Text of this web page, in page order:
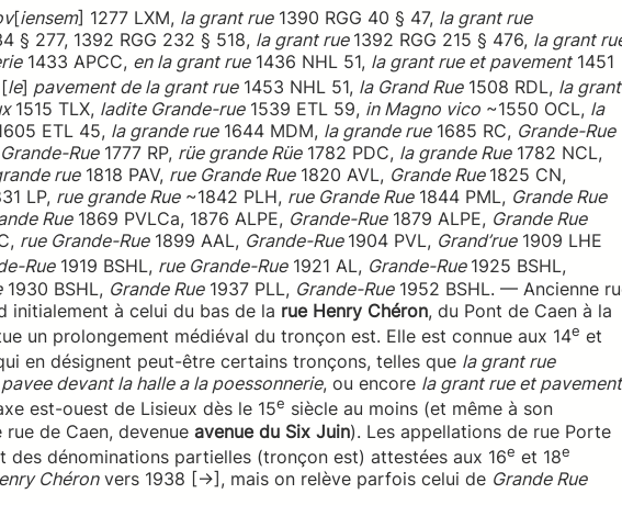
[iensem] 1277 LXM, la grant rue1390 RGG 40 § 47, la grant rue
§ 277, 1392 RGG 232 § 518, la grant rue 1392 RGG 215 § 476, la grant
1433 APCC, en la grant rue1436 NHL 51, la grant rue et pavement1451
le] pavement de la grant rue1453 NHL 51, la Grand Rue1508 RDL, la grant
1515 TLX, ladite Grande-rue1539 ETL 59, in Magno vico ~1550 OCL, la
ETL 45, la grande rue1644 MDM, la grande rue1685 RC, Grande-Rue
Rue1777 RP, rüe grande Rüe1782 PDC, la grande Rue1782 NCL,
rue1818 PAV, rue Grande Rue1820 AVL, Grande Rue 1825 CN,
LP, rue grande Rue~1842 PLH, rue Grande Rue1844 PML, Grande Rue
Rue1869 PVLCa, 1876 ALPE, Grande-Rue1879 ALPE, Grande Rue
rue Grande-Rue1899 AAL, Grande-Rue 1904 PVL, Grand’rue1909 LHE
Rue1919 BSHL, rue Grande-Rue1921 AL, Grande-Rue 1925 BSHL,
1930 BSHL, Grande Rue1937 PLL, Grande-Rue1952 BSHL. — Ancienne
initialement à celui du bas de la rue Henry Chéron, du Pont de Caen à la
un prolongement médiéval du tronçon est. Elle est connue aux 14e et
en désignent peut-être certains tronçons, telles que la grant rue
devant la halle a la poessonnerie, ou encore la grant rue et pavement
est-ouest de Lisieux dès le 15e siècle au moins (et même à son
rue de Caen, devenue avenue du Six Juin). Les appellations de rue Porte
des dénominations partielles (tronçon est) attestées aux 16e et 18e
Chéronvers 1938 [→], mais on relève parfois celui de Grande Rue